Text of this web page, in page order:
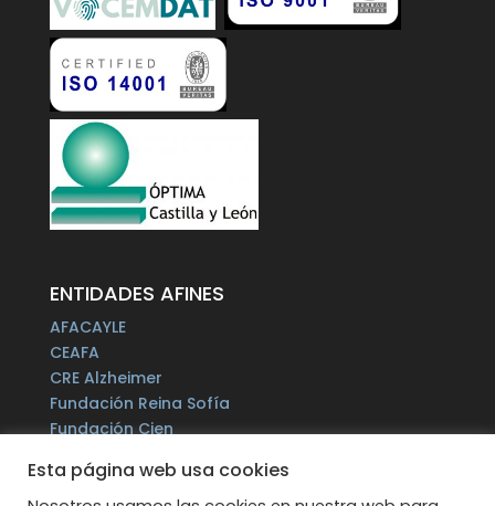
ENTIDADES AFINES
AFACAYLE
CEAFA
CRE Alzheimer
Fundación Reina Sofía
Fundación Cien
Fundación Por un Mañana sin Alzheimer
Esta página web usa cookies